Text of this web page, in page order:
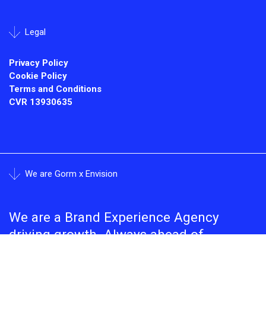
Legal
Privacy Policy
Cookie Policy
Terms and Conditions
CVR 13930635
We are Gorm x Envision
We are a Brand Experience Agency
driving growth. Always ahead of